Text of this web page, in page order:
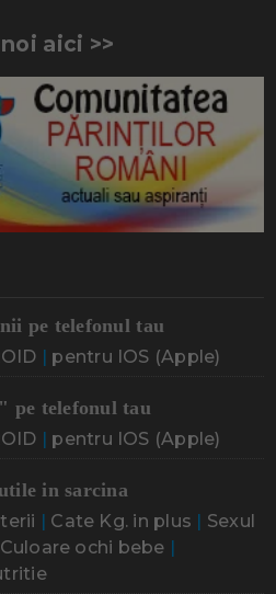
aici >>
pe telefonul tau
| pentru IOS (Apple)
pe telefonul tau
| pentru IOS (Apple)
in sarcina
| Cate Kg. in plus | Sexul
Culoare ochi bebe |